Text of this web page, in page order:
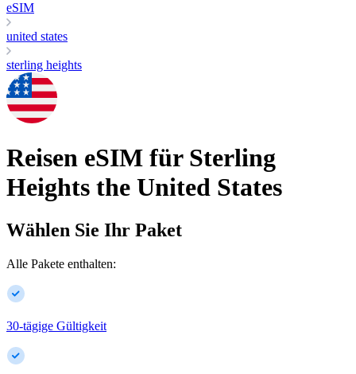
eSIM
united states
sterling heights
Reisen eSIM für Sterling
Heights the United States
Wählen Sie Ihr Paket
Alle Pakete enthalten:
30-tägige Gültigkeit